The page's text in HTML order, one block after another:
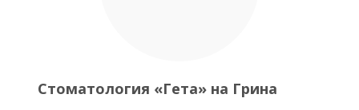
Стоматология «Гета» на Грина